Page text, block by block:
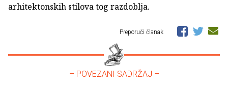
arhitektonskih stilova tog razdoblja.
Preporuči članak
– POVEZANI SADRŽAJ –